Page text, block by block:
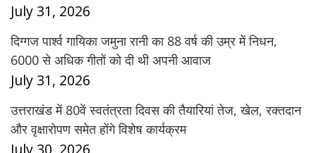
July 31, 2026
दिग्गज पार्श्व गायिका जमुना रानी का 88 वर्ष की उम्र में निधन,
6000 से अधिक गीतों को दी थी अपनी आवाज
July 31, 2026
उत्तराखंड में 80वें स्वतंत्रता दिवस की तैयारियां तेज, खेल, रक्तदान
और वृक्षारोपण समेत होंगे विशेष कार्यक्रम
July 30, 2026